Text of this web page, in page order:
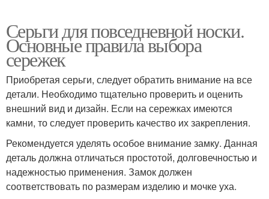
Серьги для повседневной носки.
Основные правила выбора
сережек
Приобретая серьги, следует обратить внимание на все
детали. Необходимо тщательно проверить и оценить
внешний вид и дизайн. Если на сережках имеются
камни, то следует проверить качество их закрепления.
Рекомендуется уделять особое внимание замку. Данная
деталь должна отличаться простотой, долговечностью и
надежностью применения. Замок должен
соответствовать по размерам изделию и мочке уха.